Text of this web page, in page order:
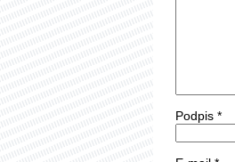
Podpis *